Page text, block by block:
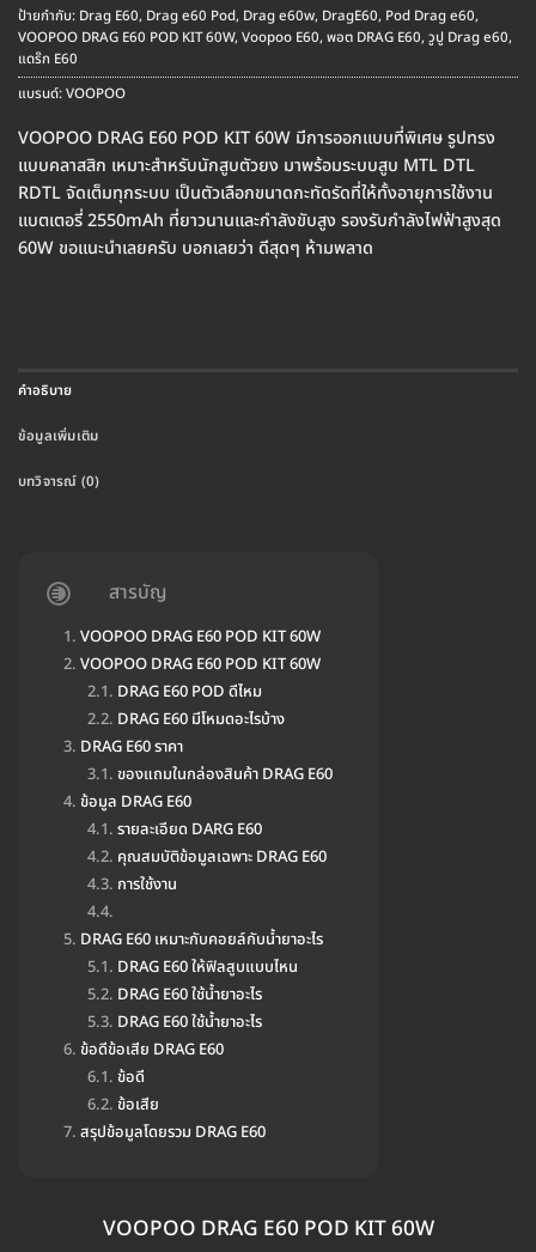
ป้ายกำกับ: Drag E60, Drag e60 Pod, Drag e60w, DragE60, Pod Drag e60,
VOOPOO DRAG E60 POD KIT 60W, Voopoo E60, พอต DRAG E60, วูปู Drag e60,
แดร๊ก E60
แบรนด์:VOOPOO
VOOPOO DRAG E60 POD KIT 60W มีการออกแบบที่พิเศษ รูปทรง
แบบคลาสสิก เหมาะสำหรับนักสูบตัวยง มาพร้อมระบบสูบ MTL DTL
RDTL จัดเต็มทุกระบบ เป็นตัวเลือกขนาดกะทัดรัดที่ให้ทั้งอายุการใช้งาน
แบตเตอรี่ 2550mAh ที่ยาวนานและกำลังขับสูง รองรับกำลังไฟฟ้าสูงสุด
60W ขอแนะนำเลยครับ บอกเลยว่า ดีสุดๆ ห้ามพลาด
คำอธิบาย
ข้อมูลเพิ่มเติม
บทวิจารณ์ (0)
สารบัญ
VOOPOO DRAG E60 POD KIT 60W
VOOPOO DRAG E60 POD KIT 60W
DRAG E60 POD ดีไหม
DRAG E60 มีโหมดอะไรบ้าง
DRAG E60 ราคา
ของแถมในกล่องสินค้า DRAG E60
ข้อมูล DRAG E60
รายละเอียด DARG E60
คุณสมบัติข้อมูลเฉพาะ DRAG E60
การใช้งาน
DRAG E60 เหมาะกับคอยล์กับน้ำยาอะไร
DRAG E60 ให้ฟิลสูบแบบไหน
DRAG E60 ใช้น้ำยาอะไร
DRAG E60 ใช้น้ำยาอะไร
ข้อดีข้อเสีย DRAG E60
ข้อดี
ข้อเสีย
สรุปข้อมูลโดยรวม DRAG E60
VOOPOO DRAG E60 POD KIT 60W